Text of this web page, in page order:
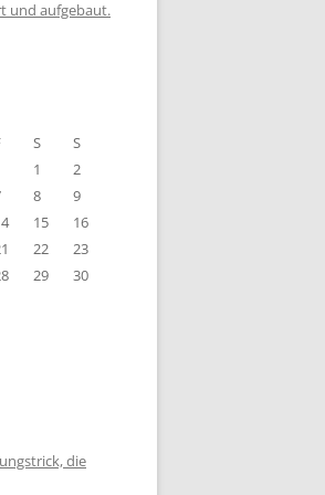
und aufgebaut.
S
S
1
2
8
9
15
16
22
23
29
30
die